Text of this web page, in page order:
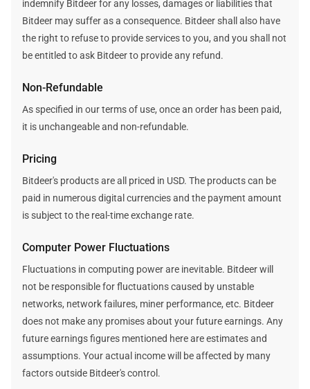
indemnify Bitdeer for any losses, damages or liabilities that
Bitdeer may suffer as a consequence. Bitdeer shall also have
the right to refuse to provide services to you, and you shall not
be entitled to ask Bitdeer to provide any refund.
Non-Refundable
As specified in our terms of use, once an order has been paid,
it is unchangeable and non-refundable.
Pricing
Bitdeer's products are all priced in USD. The products can be
paid in numerous digital currencies and the payment amount
is subject to the real-time exchange rate.
Computer Power Fluctuations
Fluctuations in computing power are inevitable. Bitdeer will
not be responsible for fluctuations caused by unstable
networks, network failures, miner performance, etc. Bitdeer
does not make any promises about your future earnings. Any
future earnings figures mentioned here are estimates and
assumptions. Your actual income will be affected by many
factors outside Bitdeer's control.